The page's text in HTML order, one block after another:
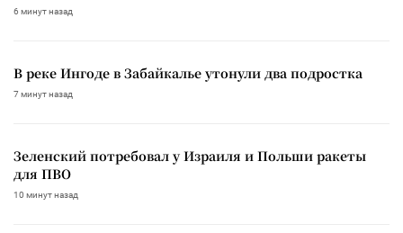
6 минут назад
В реке Ингоде в Забайкалье утонули два подростка
7 минут назад
Зеленский потребовал у Израиля и Польши ракеты
для ПВО
10 минут назад